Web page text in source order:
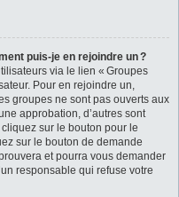
puis-je en rejoindre un ?
via le lien « Groupes
Pour en rejoindre un,
groupes ne sont pas ouverts aux
approbation, d’autres sont
sur le bouton pour le
sur le bouton de demande
et pourra vous demander
responsable qui refuse votre